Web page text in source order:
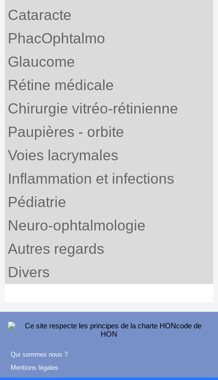
Cataracte
PhacOphtalmo
Glaucome
Rétine médicale
Chirurgie vitréo-rétinienne
Paupières - orbite
Voies lacrymales
Inflammation et infections
Pédiatrie
Neuro-ophtalmologie
Autres regards
Divers
Qui sommes nous ?
Mentions légales